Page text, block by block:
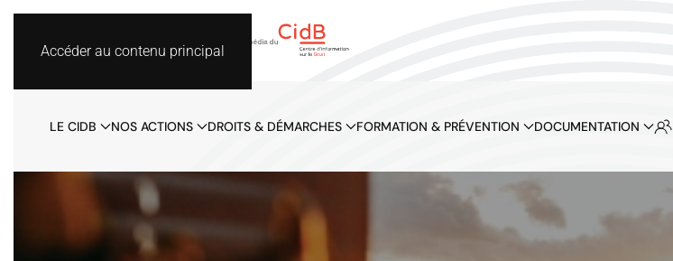
Accéder au contenu principal
LE CIDB NOS ACTIONS DROITS & DÉMARCHES FORMATION & PRÉVENTION DOCUMENTATION